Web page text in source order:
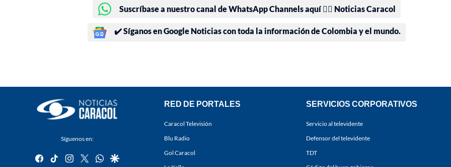
Suscríbase a nuestro canal de WhatsApp Channels aquí 👉🏻 Noticias Caracol
✔️ Síganos en Google Noticias con toda la información de Colombia y el mundo.
Síguenos en:
facebook
tiktok instagram
twitterwhatsapp
google
RED DE PORTALES
Caracol Televisión
Blu Radio
Gol Caracol
SERVICIOS CORPORATIVOS
Servicio al televidente
Defensor del televidente
TDT